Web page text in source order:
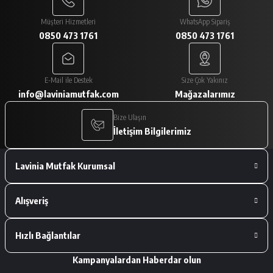
Paketlemesi ve ürünlerin istediğim gibi
gelmesi çok iyiydi
A... V... | 29/01/2026
Paketleme çok iyiydi. Ürünler tam
istediğimiz gibiydi.
A... V... | 29/01/2026
Deneyimini Paylaş
Müşteri Hizmetleri
0850 473 1761
WhatsApp Sipariş
0850 473 1761
E-Mail ile Destek
info@laviniamutfak.com
Size Çok Yakınız
Mağazalarımız
Bize Ulaşın
İletişim Bilgilerimiz
Lavinia Mutfak Kurumsal
Alışveriş
Hızlı Bağlantılar
Kampanyalardan Haberdar olun